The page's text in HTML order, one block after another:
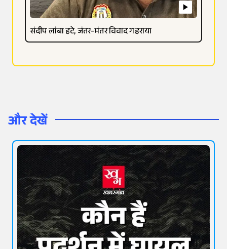
संदीप लांबा हटे, जंतर-मंतर विवाद गहराया
और देखें